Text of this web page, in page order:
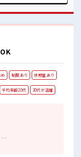
シ♪
制服あり 休憩室あり
平均年齢20代 30代が活躍